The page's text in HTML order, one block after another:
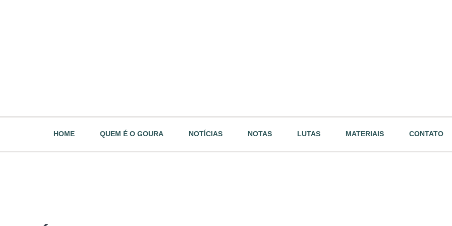
HOME QUEM É O GOURA NOTÍCIAS NOTAS LUTAS MATERIAIS CONTATO